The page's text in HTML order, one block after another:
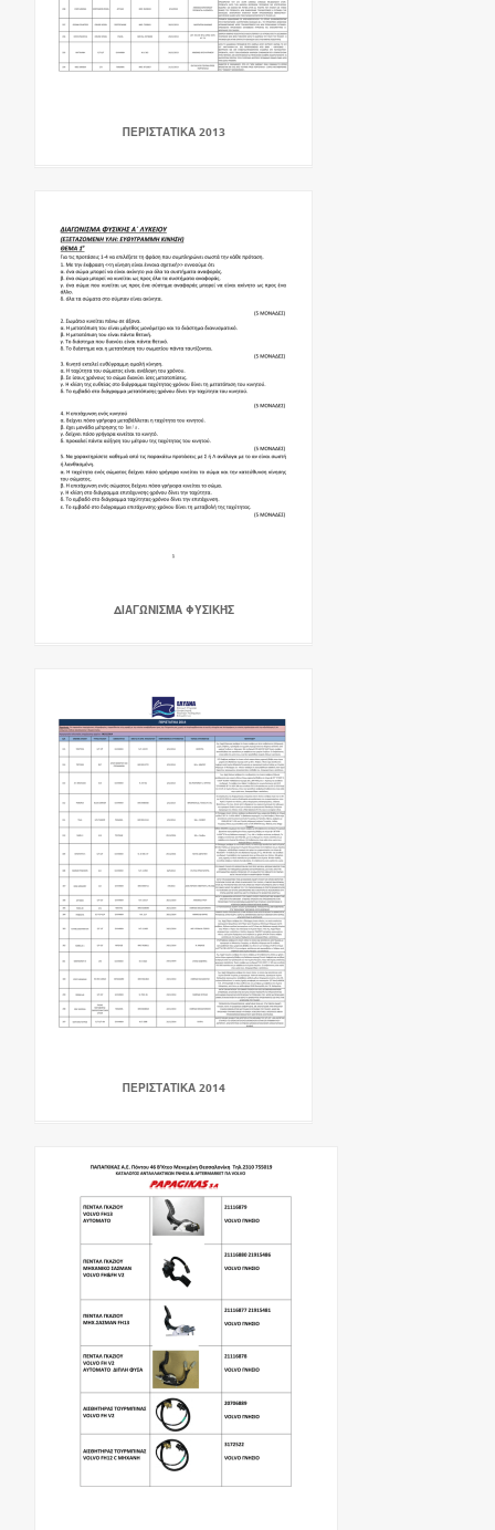
ΠΕΡΙΣΤΑΤΙΚΑ 2013
ΔΙΑΓΏΝΙΣΜΑ ΦΥΣΙΚΉΣ
ΠΕΡΙΣΤΑΤΙΚΑ 2014